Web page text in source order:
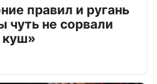
правил и ругань
чуть не сорвали